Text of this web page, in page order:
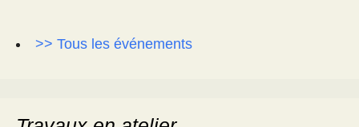
>> Tous les événements